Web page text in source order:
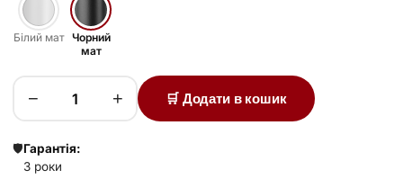
Білий мат Чорний
мат
− + 🛒 Додати в кошик
🛡️Гарантія:
3 роки